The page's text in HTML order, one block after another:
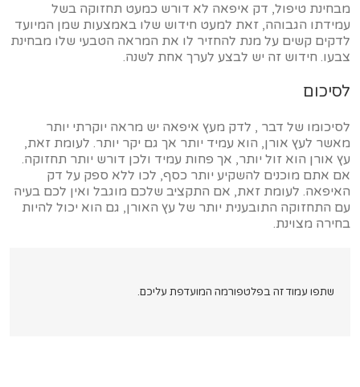
מבחינת טיפול, דק איפאה לא דורש כמעט תחזוקה בשל
עמידתו הגבוהה, זאת למעט חידוש שלו באמצעות שמן המיועד
לדקים קשים על מנת להחזיר לו את המראה הטבעי שלו מבחינת
צבעו. חידוש זה יש לבצע לערך אחת לשנה.
לסיכום
לסיכומו של דבר , לדק מעץ איפאה יש מראה יוקרתי יותר
מאשר לעץ אורן, הוא עמיד יותר אך גם יקר יותר. לעומת זאת,
עץ אורן הוא זול יותר, אך פחות עמיד ולכן דורש יותר תחזוקה.
אם אתם מוכנים להשקיע יותר כסף, לכו ללא ספק על דק
האיפאה. לעומת זאת, אם התקציב שלכם מוגבל ואין לכם בעיה
עם התחזוקה התובענית יותר של עץ האורן, גם הוא יכול להיות
בחירה מצוינת.
שתפו עמוד זה בפלטפורמה המועדפת עליכם.